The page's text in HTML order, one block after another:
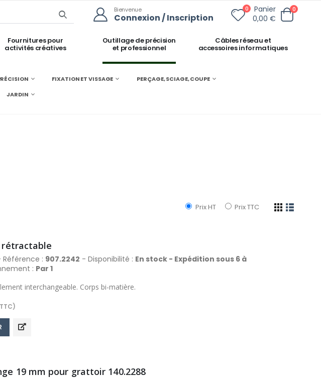
Bienvenue
Connexion / Inscription
0
Panier
0,00 €
0
Fournitures pour
activités créatives
Outillage de précision
et professionnel
Câbles réseau et
accessoires informatiques
FIXATION ET VISSAGE
PERÇAGE, SCIAGE, COUPE
JARDIN
Prix HT Prix TTC
Référence : 907.2242 - Disponibilité : En stock - Expédition sous 6 à
: Par 1
interchangeable. Corps bi-matière.
19 mm pour grattoir 140.2288